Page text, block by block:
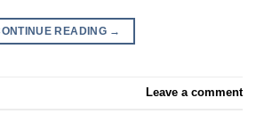
READING →
Leave a comment